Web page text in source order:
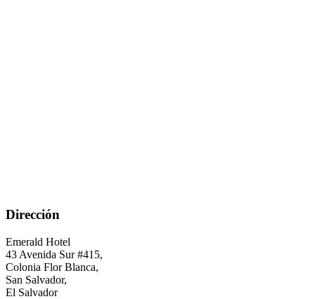
Dirección
Emerald Hotel
43 Avenida Sur #415,
Colonia Flor Blanca,
San Salvador,
El Salvador